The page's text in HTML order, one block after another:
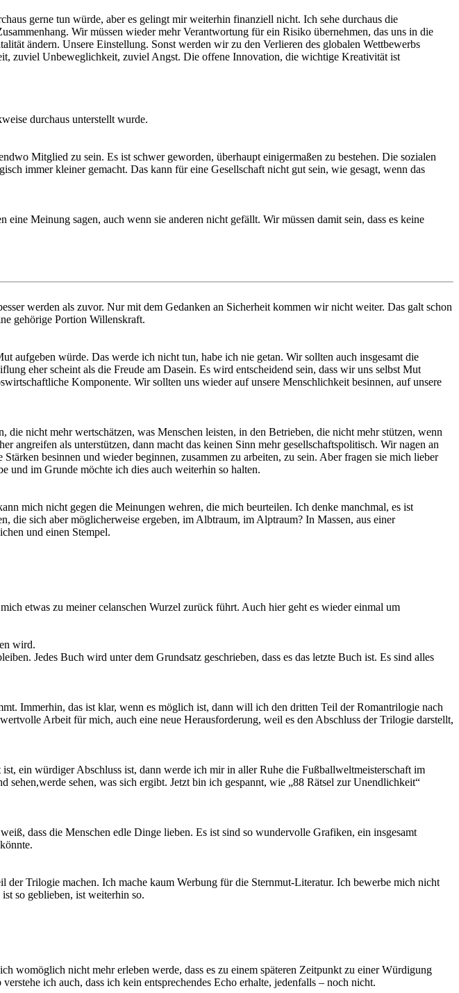
gerne tun würde, aber es gelingt mir weiterhin finanziell nicht. Ich sehe durchaus die
Wir müssen wieder mehr Verantwortung für ein Risiko übernehmen, das uns in die
ändern. Unsere Einstellung. Sonst werden wir zu den Verlieren des globalen Wettbewerbs
zuviel Unbeweglichkeit, zuviel Angst. Die offene Innovation, die wichtige Kreativität ist
durchaus unterstellt wurde.
Mitglied zu sein. Es ist schwer geworden, überhaupt einigermaßen zu bestehen. Die sozialen
immer kleiner gemacht. Das kann für eine Gesellschaft nicht gut sein, wie gesagt, wenn das
Meinung sagen, auch wenn sie anderen nicht gefällt. Wir müssen damit sein, dass es keine
werden als zuvor. Nur mit dem Gedanken an Sicherheit kommen wir nicht weiter. Das galt schon
gehörige Portion Willenskraft.
würde. Das werde ich nicht tun, habe ich nie getan. Wir sollten auch insgesamt die
eher scheint als die Freude am Dasein. Es wird entscheidend sein, dass wir uns selbst Mut
Komponente. Wir sollten uns wieder auf unsere Menschlichkeit besinnen, auf unsere
nicht mehr wertschätzen, was Menschen leisten, in den Betrieben, die nicht mehr stützen, wenn
angreifen als unterstützen, dann macht das keinen Sinn mehr gesellschaftspolitisch. Wir nagen an
besinnen und wieder beginnen, zusammen zu arbeiten, zu sein. Aber fragen sie mich lieber
und im Grunde möchte ich dies auch weiterhin so halten.
mich nicht gegen die Meinungen wehren, die mich beurteilen. Ich denke manchmal, es ist
die sich aber möglicherweise ergeben, im Albtraum, im Alptraum? In Massen, aus einer
und einen Stempel.
etwas zu meiner celanschen Wurzel zurück führt. Auch hier geht es wieder einmal um
wird.
Jedes Buch wird unter dem Grundsatz geschrieben, dass es das letzte Buch ist. Es sind alles
Immerhin, das ist klar, wenn es möglich ist, dann will ich den dritten Teil der Romantrilogie nach
Arbeit für mich, auch eine neue Herausforderung, weil es den Abschluss der Trilogie darstellt,
ein würdiger Abschluss ist, dann werde ich mir in aller Ruhe die Fußballweltmeisterschaft im
sehen, was sich ergibt. Jetzt bin ich gespannt, wie „88 Rätsel zur Unendlichkeit“
dass die Menschen edle Dinge lieben. Es ist sind so wundervolle Grafiken, ein insgesamt
Trilogie machen. Ich mache kaum Werbung für die Sternmut-Literatur. Ich bewerbe mich nicht
so geblieben, ist weiterhin so.
womöglich nicht mehr erleben werde, dass es zu einem späteren Zeitpunkt zu einer Würdigung
ich auch, dass ich kein entsprechendes Echo erhalte, jedenfalls – noch nicht.